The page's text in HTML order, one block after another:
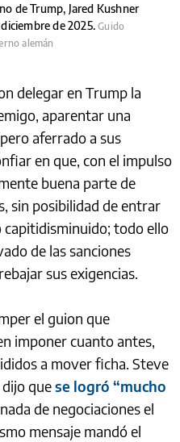
de Trump, Jared Kushner
de 2025.Guido
alemán
delegar en Trump la
aparentar una
aferrado a sus
en que, con el impulso
buena parte de
sin posibilidad de entrar
capitidisminuido; todo ello
de las sanciones
sus exigencias.
el guion que
imponer cuanto antes,
a mover ficha. Steve
quese logró “mucho
de negociaciones el
mensaje mandó el